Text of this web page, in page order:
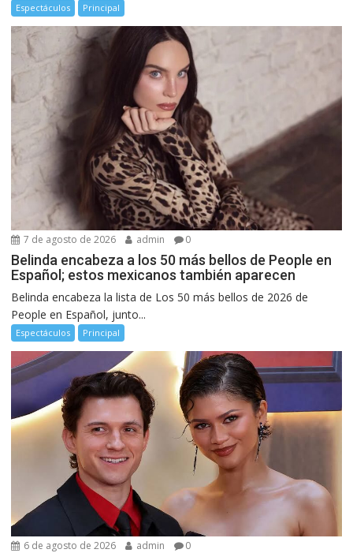
Espectáculos Principal
7 de agosto de 2026 admin 0
Belinda encabeza a los 50 más bellos de People en
Español; estos mexicanos también aparecen
Belinda encabeza la lista de Los 50 más bellos de 2026 de
People en Español, junto...
Espectáculos Principal
6 de agosto de 2026 admin 0